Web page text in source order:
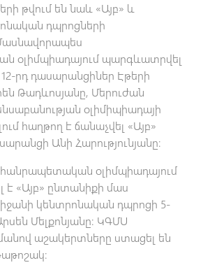
թվում են նաև «Այբ» և
դպրոցների
օլիմպիադայում պարգևատրվել
12-րդ դասարանցիներ Էթերի
Թադևոսյանը, Մերուժան
օլիմիպիադայի
հաղթող է ճանաչվել «Այբ»
Անի Հարությունյանը։
օլիմպիադայում
է «Այբ» ընտանիքի մաս
կենտրոնական դպրոցի 5-
Մելքոնյանը։ ԿԳՄՍ
աշակերտները ստացել են